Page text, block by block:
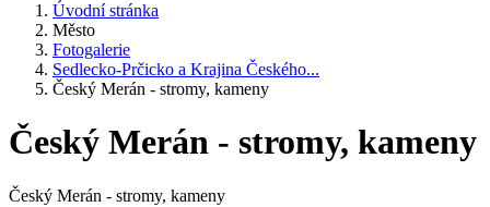
Úvodní stránka
Město
Fotogalerie
Sedlecko-Prčicko a Krajina Českého...
Český Merán - stromy, kameny
Český Merán - stromy, kameny
Český Merán - stromy, kameny